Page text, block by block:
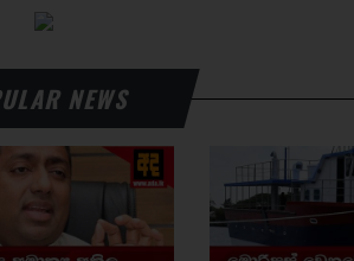
NEWS